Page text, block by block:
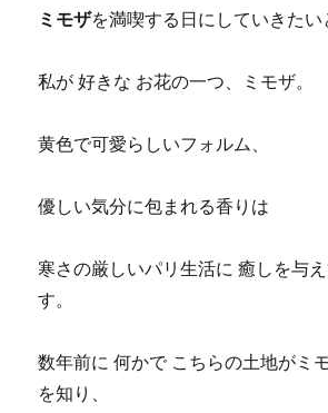
ミモザを満喫する日にしていきたい
私が 好きな お花の一つ、ミモザ。
黄色で可愛らしいフォルム、
優しい気分に包まれる香りは
寒さの厳しいパリ生活に 癒しを与
す。
数年前に 何かで こちらの土地がミ
を知り、